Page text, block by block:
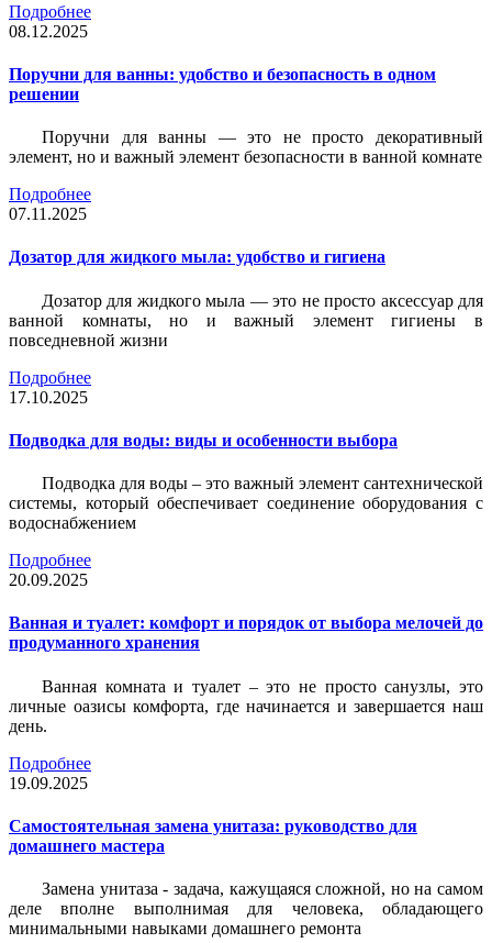
Подробнее
08.12.2025
Поручни для ванны: удобство и безопасность в одном
решении
Поручни для ванны — это не просто декоративный
элемент, но и важный элемент безопасности в ванной комнате
Подробнее
07.11.2025
Дозатор для жидкого мыла: удобство и гигиена
Дозатор для жидкого мыла — это не просто аксессуар для
ванной комнаты, но и важный элемент гигиены в
повседневной жизни
Подробнее
17.10.2025
Подводка для воды: виды и особенности выбора
Подводка для воды – это важный элемент сантехнической
системы, который обеспечивает соединение оборудования с
водоснабжением
Подробнее
20.09.2025
Ванная и туалет: комфорт и порядок от выбора мелочей до
продуманного хранения
Ванная комната и туалет – это не просто санузлы, это
личные оазисы комфорта, где начинается и завершается наш
день.
Подробнее
19.09.2025
Самостоятельная замена унитаза: руководство для
домашнего мастера
Замена унитаза - задача, кажущаяся сложной, но на самом
деле вполне выполнимая для человека, обладающего
минимальными навыками домашнего ремонта